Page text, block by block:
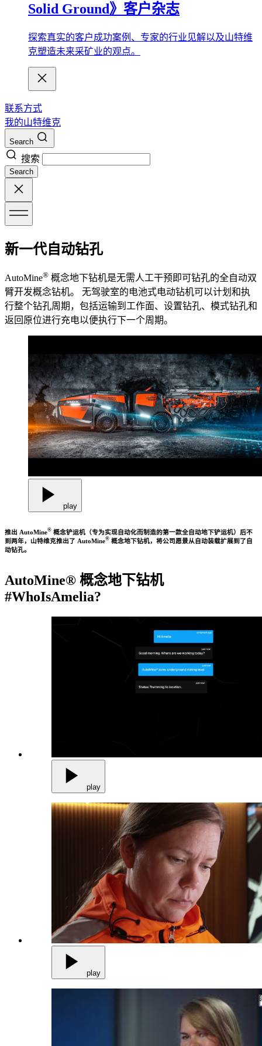
Solid Ground》客户杂志
探索真实的客户成功案例、专家的行业见解以及山特维
克塑造未来采矿业的观点。
联系方式
我的山特维克
Search
搜索
Search
新一代自动钻孔
AutoMine® 概念地下钻机是无需人工干预即可钻孔的全自动双
臂开发概念钻机。 无驾驶室的电池式电动钻机可以计划和执
行整个钻孔周期，包括运输到工作面、设置钻孔、模式钻孔和
返回原位进行充电以便执行下一个周期。
play
推出 AutoMine® 概念铲运机（专为实现自动化而制造的第一款全自动地下铲运机）后不
到两年，山特维克推出了 AutoMine® 概念地下钻机，将公司愿景从自动装载扩展到了自
动钻孔。
AutoMine® 概念地下钻机
#WhoIsAmelia?
play
play